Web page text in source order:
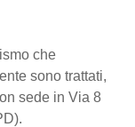
che
sono trattati,
sede in Via 8